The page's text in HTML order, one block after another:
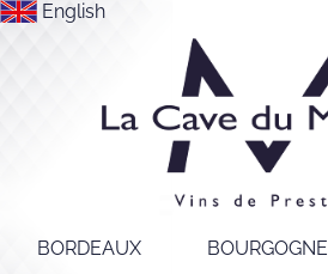
English
BORDEAUX BOURGOGNE